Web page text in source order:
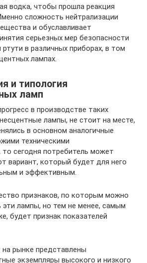
водка, чтобы прошла реакция
сложность нейтрализации
и обуславливает
серьезных мер безопасности
ртути в различных приборах, в том
лампах.
и типология
ламп
в производстве таких
лампы, не стоит на месте,
в основном аналогичные
техническими
то сегодня потребитель может
вариант, который будет для него
и эффективным.
признаков, по которым можно
эти лампы, но тем не менее, самым
будет признак показателей
рынке представлены
экземпляры высокого и низкого